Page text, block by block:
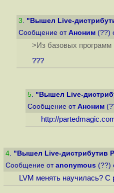
3. "Вышел Live-
Сообщение от Аноним (??)
>Из базовых программ
???
5. "Вышел Live-
Сообщение от Аноним
http://
4. "Вышел Live-дистрибутив
Сообщение от anonymous (??)
LVM менять научилась? С